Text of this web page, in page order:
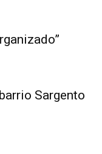
Sargento